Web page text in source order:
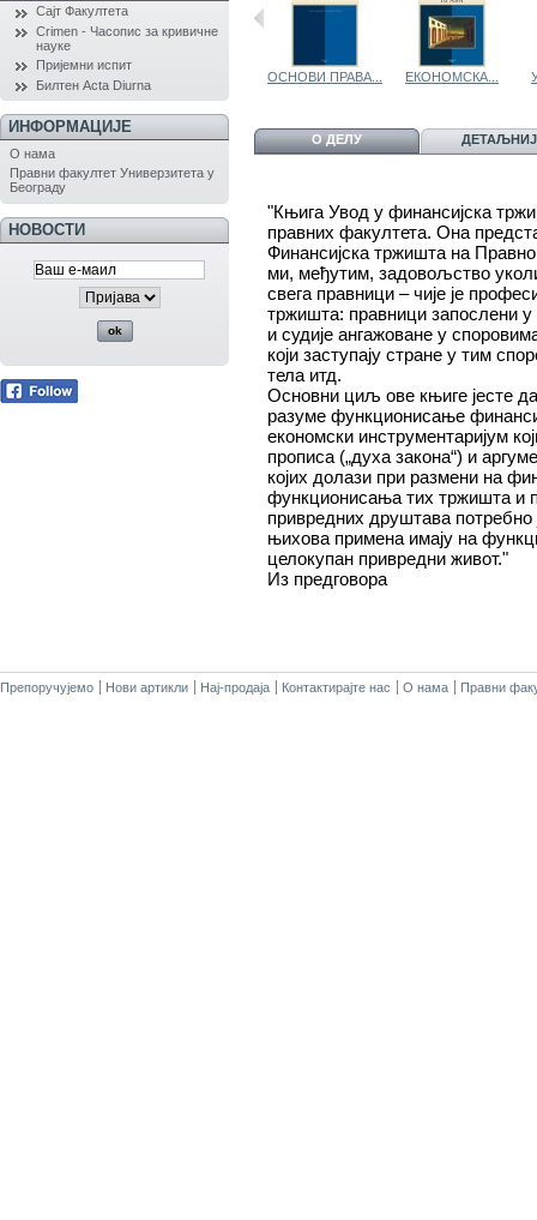
Сајт Факултета
Crimen - Часопис за кривичне
науке
Пријемни испит
Билтен Acta Diurna
ИНФОРМАЦИЈЕ
О нама
Правни факултет Универзитета у
Београду
НОВОСТИ
OСНОВИ... ОСНОВИ ПРАВА... ЕКОНОМСКА...
О ДЕЛУ
"Књига Увод у финансијска
правних факултета. Она
Финансијска тржишта на
ми, међутим, задовољство
свега правници – чије је
тржишта: правници запослени
и судије ангажоване у
који заступају стране у тим
тела итд.
Основни циљ ове књиге јесте
разуме функционисање
економски инструментаријум
прописа („духа закона“) и
којих долази при размени на
функционисања тих тржишта и
привредних друштава потребно
њихова примена имају на
целокупан привредни живот."
Из предговора
Препоручујемо Нови артикли Нај-продаја Контактирајте нас О нама Правни